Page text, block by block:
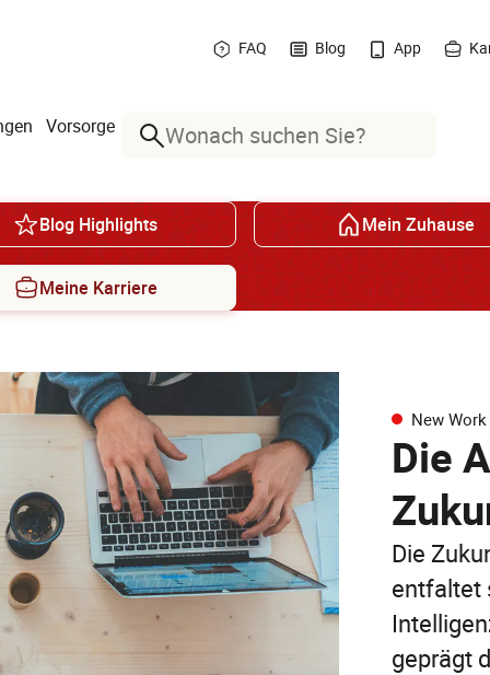
FAQ Blog App
Vorsorge
Suche
Blog Highlights Mein Zuhause
Meine Karriere
New Work
Die
Die
entfaltet
geprägt